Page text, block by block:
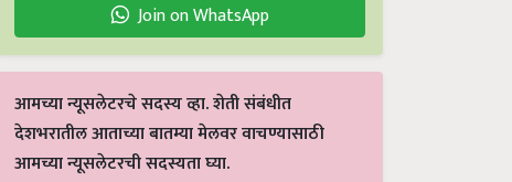
Join on WhatsApp
आमच्या न्यूसलेटरचे सदस्य व्हा. शेती संबंधीत
देशभरातील आताच्या बातम्या मेलवर वाचण्यासाठी
आमच्या न्यूसलेटरची सदस्यता घ्या.